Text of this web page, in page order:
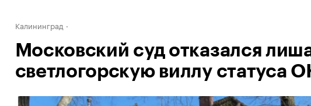
Калининград
Московский суд отказался
светлогорскую виллу статуса